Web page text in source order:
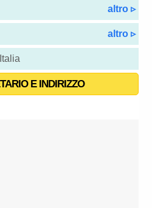
altro ▹
altro ▹
E INDIRIZZO